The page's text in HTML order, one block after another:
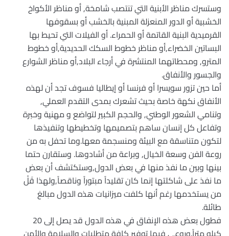
وستسرك مناظر الأبنية التي تنتصب شامخة, أو مناظر الأكواخ
الخشبية أو الدور المنعزلة المبنية بالخشب أو بسقوفها
القرميدية البنية القاتمة أو الحمراء. أو الفيلات التي تحيط بها
البساتين الخضراء,أو مناظر خطوط السكك الحديدية,أو خطوط
المترو, ومحطاتهما المنتشرة في أرجاء البلاد,أو مناظر الشوارع
والجسور والأنفاق.
أما حين تزور سويسرا أو فرنسا أو إيطاليا فسوف تجد أن لهذه
الأنفاق نكهة خاصة بحيث تشعرك بمدى التقدم العملي,
وتنامي الشعور الوطني, والحجم الكبير لتواضع و مهنية وخبرة
وتفاعل كل إنسان ساهم بتصميمها وتخطيطها وتنفيذها
لتكون متناسقة مع البيئة ومنسجمة معها.وما تحفل به من
روعة الفن وسعة الخيال, وبراعة من أشادوها. وستقارن حتما
بينها وبين ما نفذ منها في بعض الدول,وستكتشف أن بعض
ما نفذ على شاكلتها إنما كان تقليداً مبتوراً وناقصاً,ولهذا قَلْ
من يستخدمها رغم أنها كلفت ميزانيات هذه الدول مبالغ
طائلة.
فطول بعض هذه الإنفاق في هذه الدول قد يصل إلى 20